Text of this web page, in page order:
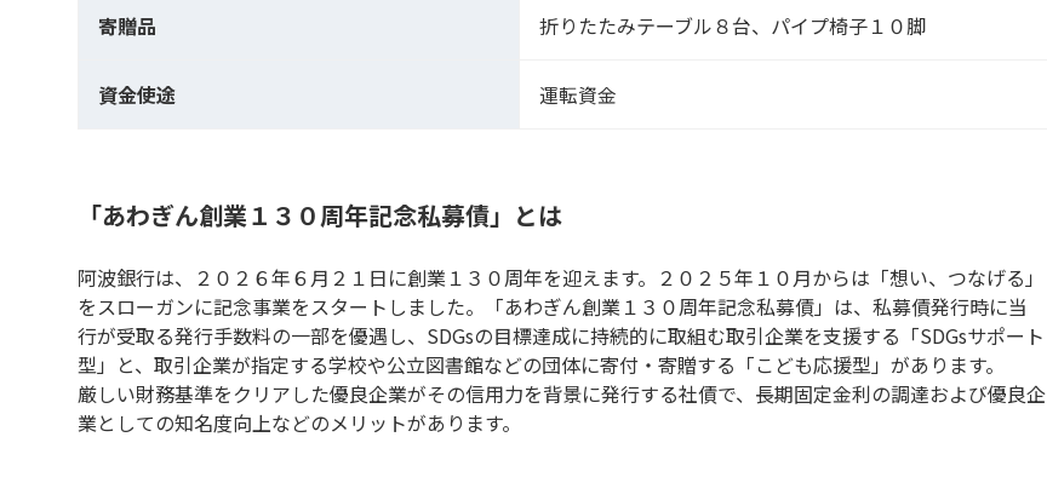
寄贈品 折りたたみテーブル８台、パイプ椅子１０脚
資金使途 運転資金
「あわぎん創業１３０周年記念私募債」とは
阿波銀行は、２０２６年６月２１日に創業１３０周年を迎えます。２０２５年１０月からは「想い、つなげる」
をスローガンに記念事業をスタートしました。「あわぎん創業１３０周年記念私募債」は、私募債発行時に当
行が受取る発行手数料の一部を優遇し、SDGsの目標達成に持続的に取組む取引企業を支援する「SDGsサポート
型」と、取引企業が指定する学校や公立図書館などの団体に寄付・寄贈する「こども応援型」があります。
厳しい財務基準をクリアした優良企業がその信用力を背景に発行する社債で、長期固定金利の調達および優良企
業としての知名度向上などのメリットがあります。